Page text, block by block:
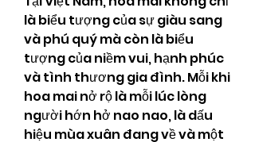
là biểu tượng của sự giàu sang
và phú quý mà còn là biểu
tượng của niềm vui, hạnh phúc
và tình thương gia đình. Mỗi khi
hoa mai nở rộ là mỗi lúc lòng
người hớn hở nao nao, là dấu
hiệu mùa xuân đang về và một